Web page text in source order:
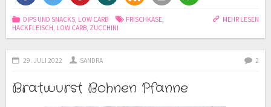
MEHR LESEN
DIPS UND SNACKS, LOW CARB FRISCHKÄSE,
HACKFLEISCH, LOW CARB, ZUCCHINI
29. JULI 2022 SANDRA 2
Bratwurst Bohnen Pfanne